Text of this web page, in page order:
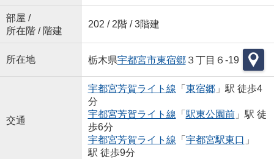
部屋 /
所在階 / 階建
202 / 2階 / 3階建
所在地 栃木県宇都宮市東宿郷３丁目６-19
交通
宇都宮芳賀ライト線 「 東宿郷」駅 徒歩4
分
宇都宮芳賀ライト線 「 駅東公園前」駅 徒
歩6分
宇都宮芳賀ライト線 「 宇都宮駅東口 」
駅 徒歩9分